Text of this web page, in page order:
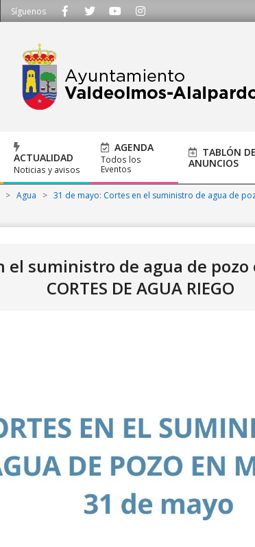
- Llámanos al 91 620 21 53 o escríbenos a
Síguenos
ACTUALIDAD
Noticias y avisos
AGENDA
Todos los
Eventos
TABLÓN DE
ANUNCIOS
> Agua > 31 de mayo: Cortes en el suministro de agua de
el suministro de agua de
CORTES DE AGUA RIEGO